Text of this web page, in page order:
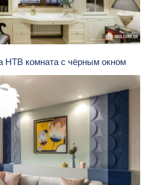
НТВ комната с чёрным окном